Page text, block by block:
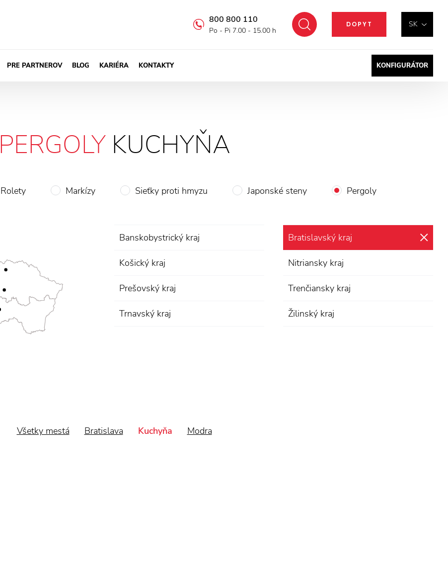
SK
DOPYT
Hľadať
800 800 110
Po - Pi 7.00 - 15.00 h
PRE PARTNEROV BLOG KARIÉRA KONTAKTY KONFIGURÁTOR
PERGOLYKUCHYŇA
Rolety Markízy Sieťky proti hmyzu Japonské steny Pergoly
Banskobystrický kraj Bratislavský kraj
Košický kraj
Nitriansky kraj
Prešovský kraj Trenčiansky kraj
Trnavský kraj Žilinský kraj
Všetky mestá Bratislava Kuchyňa Modra